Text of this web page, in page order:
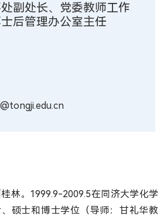
副处长、党委教师工作
后管理办公室主任
林。1999.9-2009.5在同济大学化学
硕士和博士学位（导师：甘礼华教